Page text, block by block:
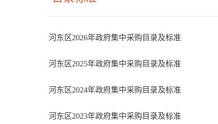
河东区2026年政府集中采购目录及标准
河东区2025年政府集中采购目录及标准
河东区2024年政府集中采购目录及标准
河东区2023年政府集中采购目录及标准